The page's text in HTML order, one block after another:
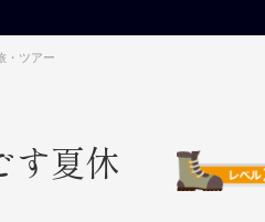
・ツアー
す夏休